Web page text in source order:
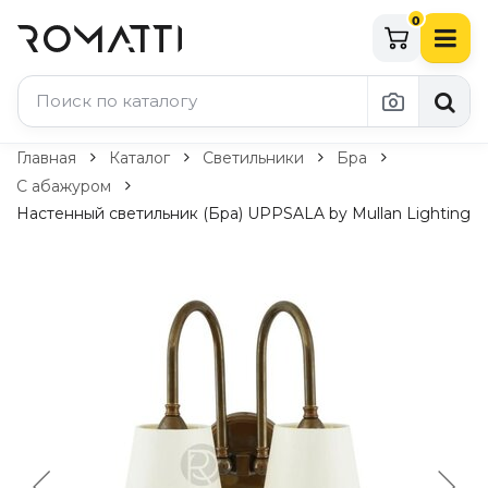
0
Каталог Romatti
Свет и освещение
Потолочные светильники
Бра и настенные светильники
Технический свет
Комплектующие
Главная Каталог Светильники
Бра
С абажуром
Настенный светильник (Бра) UPPSALA by Mullan Lighting